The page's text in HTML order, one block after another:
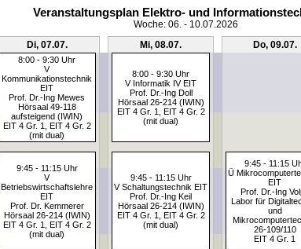
Veranstaltungsplan Elektro- und
Woche: 06. - 10.07.2026
Di, 07.07. Mi, 08.07. Do, 09.07.
8:00 - 9:30 Uhr
V
Kommunikationstechnik
EIT
Prof. Dr.-Ing Mewes
Hörsaal 49-118
aufsteigend (IWIN)
EIT 4 Gr. 1, EIT 4 Gr. 2
(mit dual)
8:00 - 9:30 Uhr
V Informatik IV EIT
Prof. Dr.-Ing Doll
Hörsaal 26-214 (IWIN)
EIT 4 Gr. 1, EIT 4 Gr. 2
(mit dual)
9:45 - 11:15 Uhr
V
Betriebswirtschaftslehre
EIT
Prof. Dr. Kemmerer
Hörsaal 26-214 (IWIN)
EIT 4 Gr. 1, EIT 4 Gr. 2
(mit dual)
9:45 - 11:15 Uhr
V Schaltungstechnik EIT
Prof. Dr.-Ing Keil
Hörsaal 26-214 (IWIN)
EIT 4 Gr. 1, EIT 4 Gr. 2
(mit dual)
9:45 - 11:15
Ü
EIT
Prof. Dr.-Ing
Labor für
und
26-109/110
EIT 4 Gr. 1